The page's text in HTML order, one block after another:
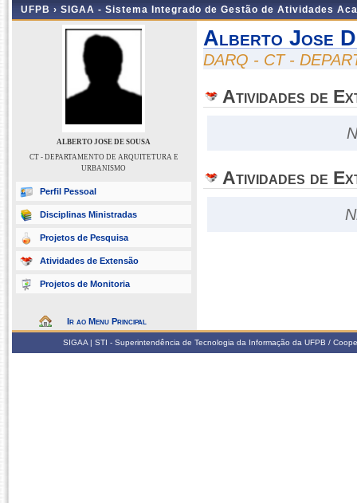
UFPB › SIGAA - Sistema Integrado de Gestão de Atividades
ALBERTO JOSE DE SOUSA
CT - DEPARTAMENTO DE ARQUITETURA E
URBANISMO
Perfil Pessoal
Disciplinas Ministradas
Projetos de Pesquisa
Atividades de Extensão
Projetos de Monitoria
Ir ao Menu Principal
Alberto Jose
DARQ - CT -
Atividades de
Atividades de
SIGAA | STI - Superintendência de Tecnologia da Informação da UFPB /